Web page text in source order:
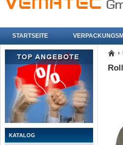
STARTSEITE
KATALOG